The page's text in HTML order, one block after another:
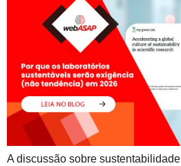
A discussão sobre